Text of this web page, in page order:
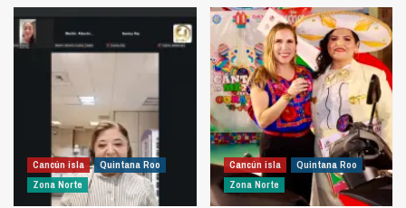
Cancún isla
Quintana Roo
Zona Norte
Cancún isla
Quintana Roo
Zona Norte